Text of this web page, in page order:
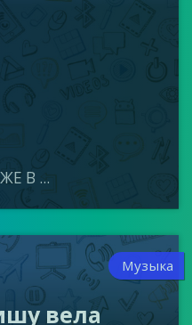
В ...
Музыка
вела